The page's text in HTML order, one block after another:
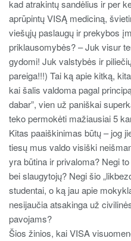
kad atrakintų sandėlius ir per
aprūpintų VISĄ mediciną,
viešųjų paslaugų ir prekybos
priklausomybės? – Juk visur
gydomi! Juk valstybės ir
pareiga!!!) Tai ką apie kitką,
kai šalis valdoma pagal
dabar”, vien už paniškai
teko permokėti mažiausiai 5
Kitas paaiškinimas būtų – jog
tiesų mus valdo visiški
yra būtina ir privaloma? Negi
bei slaugytojų? Negi šio
studentai, o ką jau apie
nesijaučia atsakinga už
pavojams?
Šios žinios, kai VISA